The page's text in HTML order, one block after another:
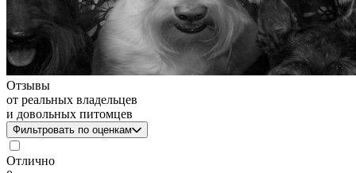
Отзывы
от реальных владельцев
и довольных питомцев
Фильтровать по оценкам
Отлично